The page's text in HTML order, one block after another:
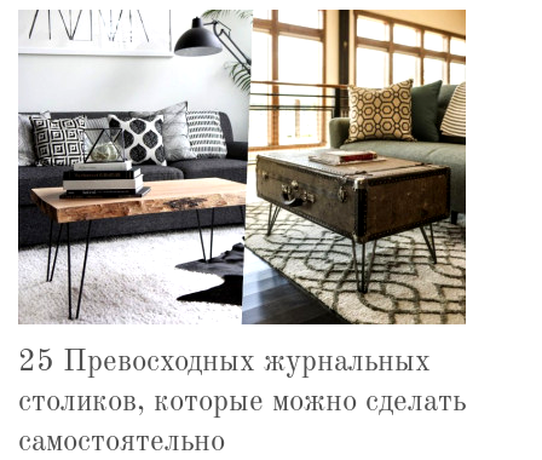
25 Превосходных журнальных
столиков, которые можно сделать
самостоятельно